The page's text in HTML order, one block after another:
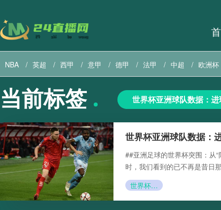
NBA 英超 西甲 意甲 德甲 法甲 中超 欧洲杯
巴西甲 直播导航 美职联直播 美职业直播
当前标签 世界杯亚洲球队数据：
世界杯亚洲球队数据：
##亚洲足球的世界杯突围：从
时，我们看到的已不再是昔日
世界杯亚洲球队数据：进球、失球、积分、排名